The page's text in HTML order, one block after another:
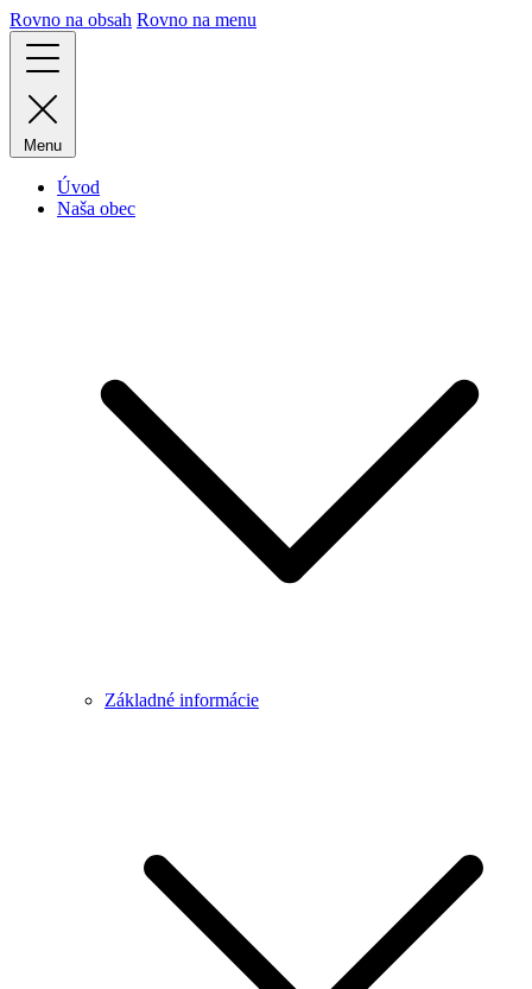
Rovno na obsah Rovno na menu
Menu
Úvod
Naša obec
Základné informácie